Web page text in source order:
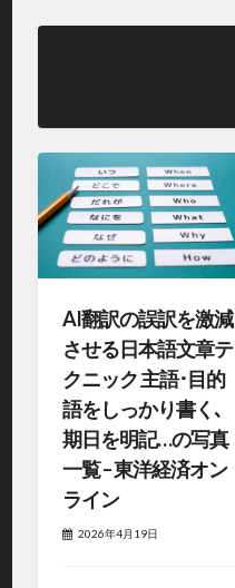
AI翻訳の誤訳を激減
させる日本語文章テ
クニック 主語･目的
語をしっかり書く､
期日を明記…の写真
一覧 – 東洋経済オン
ライン
2026年4月19日